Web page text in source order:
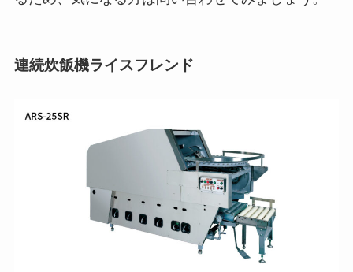
連続炊飯機ライスフレンド